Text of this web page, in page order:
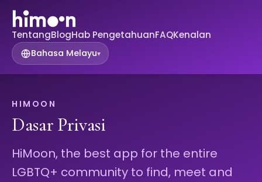
TentangBlogHab PengetahuanFAQKenalan
Bahasa Melayu▾
HIMOON
Dasar Privasi
HiMoon, the best app for the entire
LGBTQ+ community to find, meet and